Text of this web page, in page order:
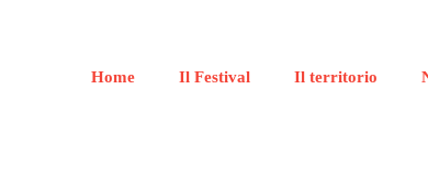
Home Il Festival Il territorio